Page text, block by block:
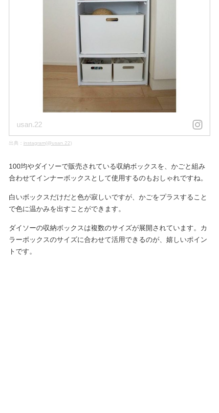
usan.22
出典： instagram(@usan.22)
100均やダイソーで販売されている収納ボックスを、かごと組み
合わせてインナーボックスとして使用するのもおしゃれですね。
白いボックスだけだと色が寂しいですが、かごをプラスすること
で色に温かみを出すことができます。
ダイソーの収納ボックスは複数のサイズが展開されています。カ
ラーボックスのサイズに合わせて活用できるのが、嬉しいポイン
トです。